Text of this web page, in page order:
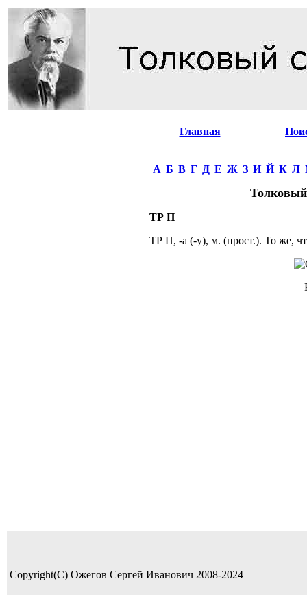
Главная
А Б В Г Д Е Ж З И Й К Л
ТР П
ТР П, -а (-у), м. (прост.). То же,
Copyright(C) Ожегов Сергей Иванович 2008-2024